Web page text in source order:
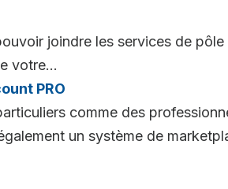
joindre les services de
votre...
PRO
comme des
un système de